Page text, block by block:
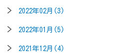
2022年02月(3)
2022年01月(5)
2021年12月(4)